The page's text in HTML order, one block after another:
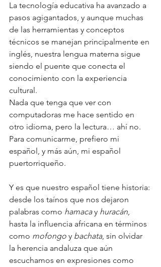
La tecnología educativa ha avanzado a
pasos agigantados, y aunque muchas
de las herramientas y conceptos
técnicos se manejan principalmente en
inglés, nuestra lengua materna sigue
siendo el puente que conecta el
conocimiento con la experiencia
cultural.
Nada que tenga que ver con
computadoras me hace sentido en
otro idioma, pero la lectura… ahí no.
Para comunicarme, prefiero mi
español, y más aún, mi español
puertorriqueño.
Y es que nuestro español tiene historia:
desde los taínos que nos dejaron
palabras como hamaca y huracán,
hasta la influencia africana en términos
como mofongo y bachata, sin olvidar
la herencia andaluza que aún
escuchamos en expresiones como